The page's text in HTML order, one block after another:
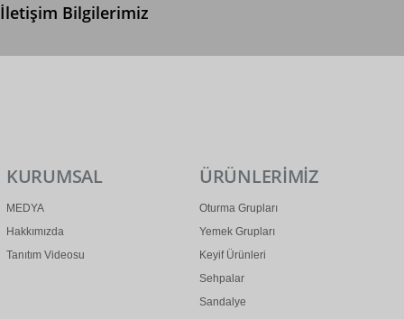
İletişim Bilgilerimiz
KURUMSAL
MEDYA
Hakkımızda
Tanıtım Videosu
ÜRÜNLERİMİZ
Oturma Grupları
Yemek Grupları
Keyif Ürünleri
Sehpalar
Sandalye